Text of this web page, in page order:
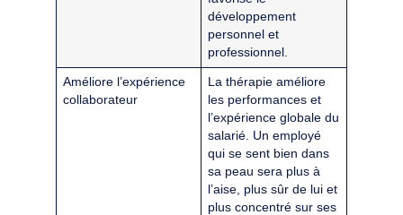
développement
personnel et
professionnel.
Améliore l’expérience
collaborateur
La thérapie améliore
les performances et
l’expérience globale du
salarié. Un employé
qui se sent bien dans
sa peau sera plus à
l’aise, plus sûr de lui et
plus concentré sur ses